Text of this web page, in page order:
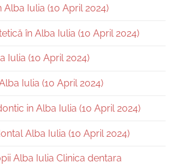
Iulia (10 April 2024)
în Alba Iulia (10 April 2024)
Iulia (10 April 2024)
Iulia (10 April 2024)
in Alba Iulia (10 April 2024)
Alba Iulia (10 April 2024)
Alba Iulia Clinica dentara